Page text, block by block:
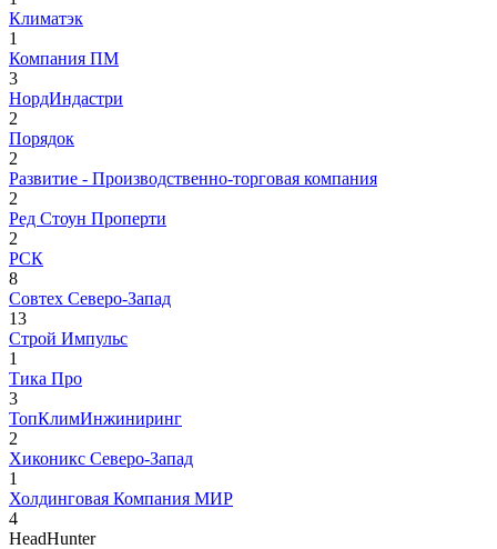
Климатэк
1
Компания ПМ
3
НордИндастри
2
Порядок
2
Развитие - Производственно-торговая компания
2
Ред Стоун Проперти
2
РСК
8
Совтех Северо-Запад
13
Строй Импульс
1
Тика Про
3
ТопКлимИнжиниринг
2
Хиконикс Северо-Запад
1
Холдинговая Компания МИР
4
HeadHunter